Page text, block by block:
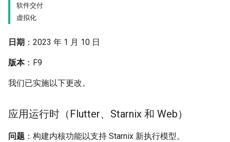
软件交付
虚拟化
日期 ：2023 年 1 月 10 日
版本：F9
我们已实施以下更改。
应用运行时（Flutter、Starnix 和 Web）
问题 ：构建内核功能以支持 Starnix 新执行模型。